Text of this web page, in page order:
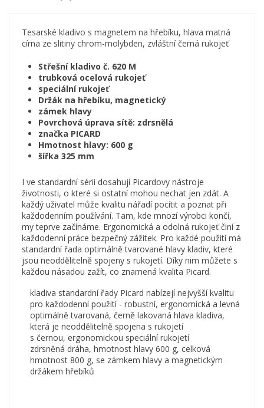
Tesarské kladivo s magnetem na hřebíku, hlava matná
círna ze slitiny chrom-molybden, zvláštní černá rukojeť
Střešní kladivo č. 620 M
trubková ocelová rukojeť
speciální rukojeť
Držák na hřebíku, magnetický
zámek hlavy
Povrchová úprava sítě: zdrsnělá
značka PICARD
Hmotnost hlavy: 600 g
šířka 325 mm
I ve standardní sérii dosahují Picardovy nástroje
životnosti, o které si ostatní mohou nechat jen zdát. A
každý uživatel může kvalitu nářadí pocítit a poznat při
každodenním používání. Tam, kde mnozí výrobci končí,
my teprve začínáme. Ergonomická a odolná rukojeť činí z
každodenní práce bezpečný zážitek. Pro každé použití má
standardní řada optimálně tvarované hlavy kladiv, které
jsou neoddělitelně spojeny s rukojetí. Díky nim můžete s
každou násadou zažít, co znamená kvalita Picard.
kladiva standardní řady Picard nabízejí nejvyšší kvalitu
pro každodenní použití - robustní, ergonomická a levná
optimálně tvarovaná, černě lakovaná hlava kladiva,
která je neoddělitelně spojena s rukojetí
s černou, ergonomickou speciální rukojetí
zdrsněná dráha, hmotnost hlavy 600 g, celková
hmotnost 800 g, se zámkem hlavy a magnetickým
držákem hřebíků